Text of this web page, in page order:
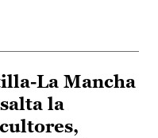
La Mancha
la